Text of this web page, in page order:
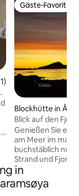
Gäste-Favorit
Gäste-Favorit
Blockhütte in
Blick auf den
Wandern,
Genießen Sie
am Meer im
buchstäblich nur
Strand und Fjord
ein gemütlicher
Familien, Paare
Meerblick, Natur,
in